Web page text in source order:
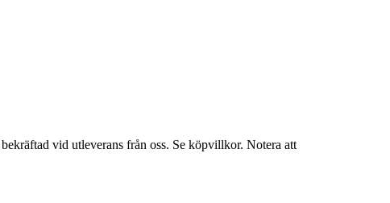
vid utleverans från oss. Se köpvillkor. Notera att